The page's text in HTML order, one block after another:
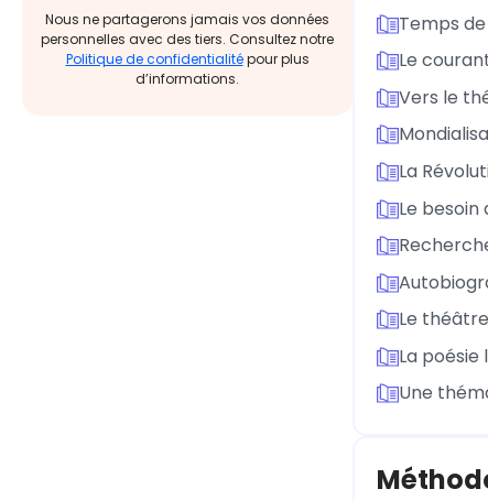
Nous ne partagerons jamais vos données
personnelles avec des tiers. Consultez notre
Politique de confidentialitépour plus
d’informations.
Temps
Le
Vers le
La
Le
Le
La poésie
Une